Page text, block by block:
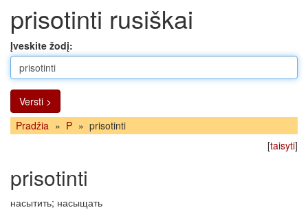
prisotinti rusiškai
Įveskite žodį:
Versti >
Pradžia » P » prisotinti
[taisyti]
prisotinti
насытить; насыщать